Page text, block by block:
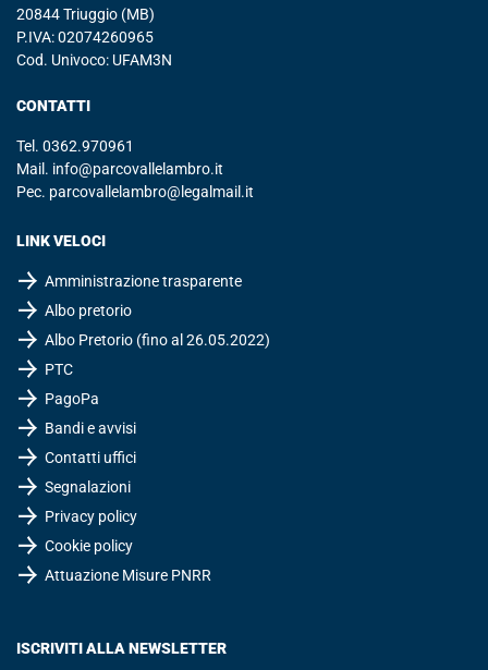
20844 Triuggio (MB)
P.IVA: 02074260965
Cod. Univoco: UFAM3N
CONTATTI
Tel. 0362.970961
Mail. info@parcovallelambro.it
Pec. parcovallelambro@legalmail.it
LINK VELOCI
Amministrazione trasparente
Albo pretorio
Albo Pretorio (fino al 26.05.2022)
PTC
PagoPa
Bandi e avvisi
Contatti uffici
Segnalazioni
Privacy policy
Cookie policy
Attuazione Misure PNRR
ISCRIVITI ALLA NEWSLETTER